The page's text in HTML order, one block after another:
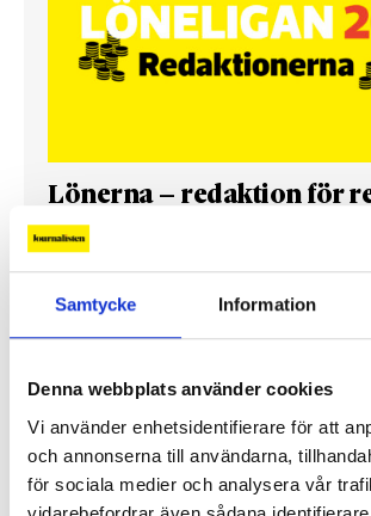
Samtycke Information
Denna webbplats använder cookies
Vi använder enhetsidentifierare för att
och annonserna till användarna,
för sociala medier och analysera vår
Lönerna – redaktion för
Så mycket tjänar vi – och våra